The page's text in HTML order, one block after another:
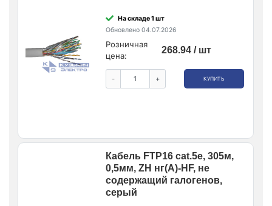
На складе 1 шт
Обновлено 04.07.2026
Розничная
цена:
268.94 / шт
- + КУПИТЬ
Кабель FTP16 cat.5e, 305м,
0,5мм, ZH нг(A)-HF, не
содержащий галогенов,
серый